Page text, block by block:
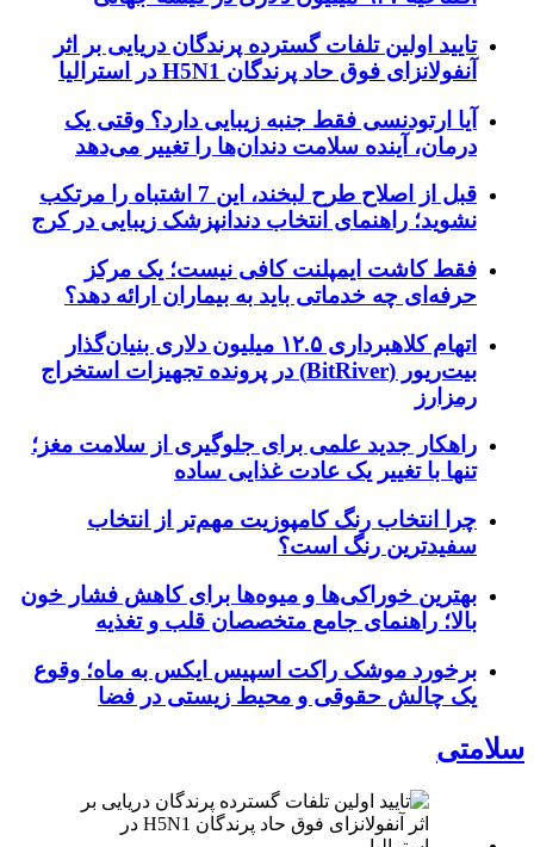
تایید اولین تلفات گسترده پرندگان دریایی بر اثر
آنفولانزای فوق حاد پرندگان H5N1 در استرالیا
آیا ارتودنسی فقط جنبه زیبایی دارد؟ وقتی یک
درمان، آینده سلامت دندان‌ها را تغییر می‌دهد
قبل از اصلاح طرح لبخند، این 7 اشتباه را مرتکب
نشوید؛ راهنمای انتخاب دندانپزشک زیبایی در کرج
فقط کاشت ایمپلنت کافی نیست؛ یک مرکز
حرفه‌ای چه خدماتی باید به بیماران ارائه دهد؟
اتهام کلاهبرداری ۱۲.۵ میلیون دلاری بنیان‌گذار
بیت‌ریور (BitRiver) در پرونده تجهیزات استخراج
رمزارز
راهکار جدید علمی برای جلوگیری از سلامت مغز؛
تنها با تغییر یک عادت غذایی ساده
چرا انتخاب رنگ کامپوزیت مهم‌تر از انتخاب
سفیدترین رنگ است؟
بهترین خوراکی‌ها و میوه‌ها برای کاهش فشار خون
بالا؛ راهنمای جامع متخصصان قلب و تغذیه
برخورد موشک راکت اسپیس ایکس به ماه؛ وقوع
یک چالش حقوقی و محیط زیستی در فضا
سلامتی